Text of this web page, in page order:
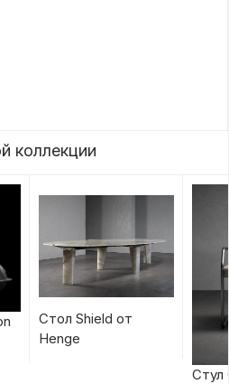
коллекции
Стол Shield от
Henge
Стул